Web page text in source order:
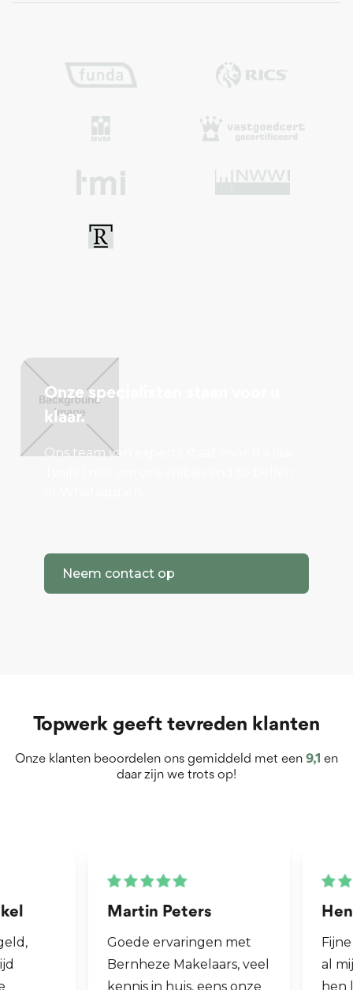
Onze specialisten staan voor u
klaar.
Ons team van experts staat voor u klaar.
Neem contact op
Topwerk geeft tevreden klanten
Onze klanten beoordelen ons gemiddeld met een 9,1 en
daar zijn we trots op!
Martin Peters
Goede ervaringen met
Bernheze Makelaars, veel
kennis in huis, eens onze
Henk van
Fijne makelaar.
al mijn 2e
hen laten